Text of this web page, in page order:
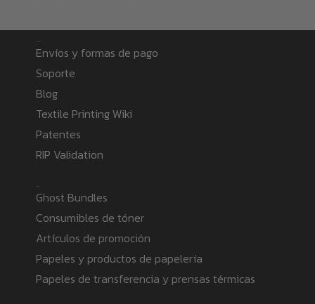
Envíos y formas de pago
Soporte
Blog
Textile Printing Wiki
Patentes
RIP Validation
Ghost Bundles
Consumibles de tóner
Artículos de promoción
Papeles y productos de papelería
Papeles de transferencia y prensas térmicas